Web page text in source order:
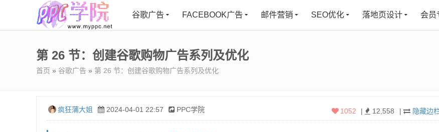
谷歌广告 FACEBOOK广告 邮件营销 SEO优化 落地页设计 会员
第 26 节：创建谷歌购物广告系列及优化
首页 » 谷歌广告 » 第 26 节：创建谷歌购物广告系列及优化
疯狂蒲大姐 2024-04-01 22:57 PPC学院 | 隐藏边
| 12,558
1052